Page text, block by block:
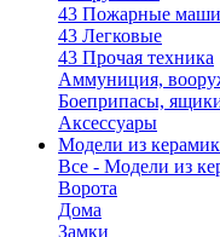
43 Пожарные
43 Легковые
43 Прочая техника
Аммуниция,
Боеприпасы,
Аксессуары
Модели из
Все - Модели из
Ворота
Дома
Замки